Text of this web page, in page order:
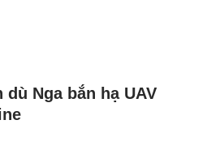
Nga bắn hạ UAV